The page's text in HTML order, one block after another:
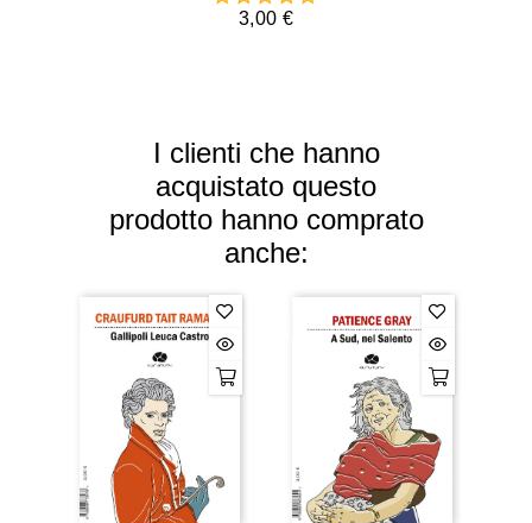
3,00 €
I clienti che hanno
acquistato questo
prodotto hanno comprato
anche: